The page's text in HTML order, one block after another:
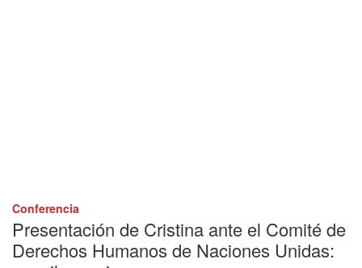
Conferencia
Presentación de Cristina ante el Comité de
Derechos Humanos de Naciones Unidas: